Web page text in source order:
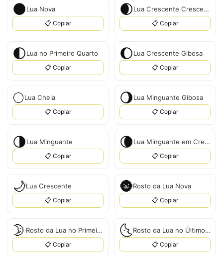
🌑Lua Nova
📋 Copiar
🌒 Lua Crescente Crescente
📋 Copiar
🌓Lua no Primeiro Quarto
📋 Copiar
🌔Lua Crescente Gibosa
📋 Copiar
🌕Lua Cheia
📋 Copiar
🌖Lua Minguante Gibosa
📋 Copiar
🌗Lua Minguante
📋 Copiar
🌘 Lua Minguante em Crescente
📋 Copiar
🌙Lua Crescente
📋 Copiar
🌚Rosto da Lua Nova
📋 Copiar
🌛 Rosto da Lua no Primeiro Quarto
📋 Copiar
🌜 Rosto da Lua no Último Quarto
📋 Copiar